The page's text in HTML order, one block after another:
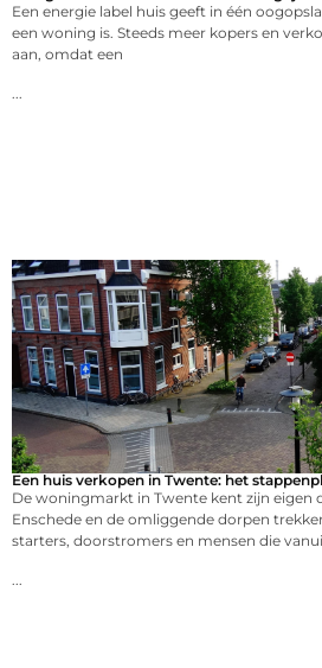
Een energie label huis geeft in één
een woning is. Steeds meer kopers en
aan, omdat een
Een huis verkopen in Twente: het
De woningmarkt in Twente kent zijn eigen
Enschede en de omliggende dorpen
starters, doorstromers en mensen die